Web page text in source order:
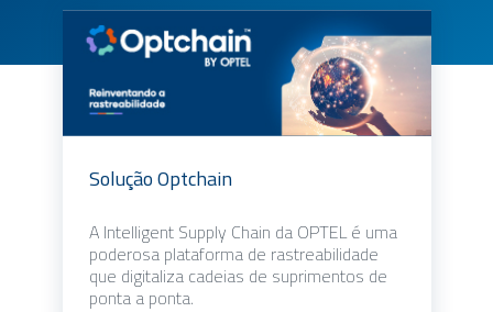
Solução Optchain
A Intelligent Supply Chain da OPTEL é uma
poderosa plataforma de rastreabilidade
que digitaliza cadeias de suprimentos de
ponta a ponta.